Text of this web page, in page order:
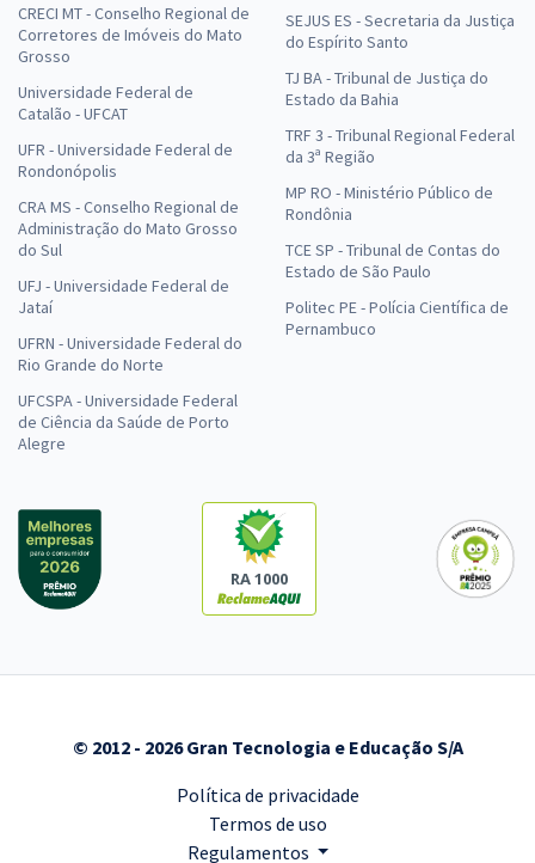
CRECI MT - Conselho Regional de
Corretores de Imóveis do Mato
Grosso
Universidade Federal de
Catalão - UFCAT
UFR - Universidade Federal de
Rondonópolis
CRA MS - Conselho Regional de
Administração do Mato Grosso
do Sul
UFJ - Universidade Federal de
Jataí
UFRN - Universidade Federal do
Rio Grande do Norte
UFCSPA - Universidade Federal
de Ciência da Saúde de Porto
Alegre
SEJUS ES - Secretaria da Justiça
do Espírito Santo
TJ BA - Tribunal de Justiça do
Estado da Bahia
TRF 3 - Tribunal Regional Federal
da 3ª Região
MP RO - Ministério Público de
Rondônia
TCE SP - Tribunal de Contas do
Estado de São Paulo
Politec PE - Polícia Científica de
Pernambuco
RA 1000
© 2012 - 2026 Gran Tecnologia e Educação S/A
Política de privacidade
Termos de uso
Regulamentos